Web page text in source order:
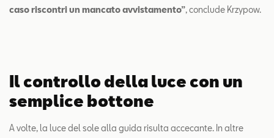
caso riscontri un mancato avvistamento”, conclude Krzypow.
Il controllo della luce con un
semplice bottone
A volte, la luce del sole alla guida risulta accecante. In altre